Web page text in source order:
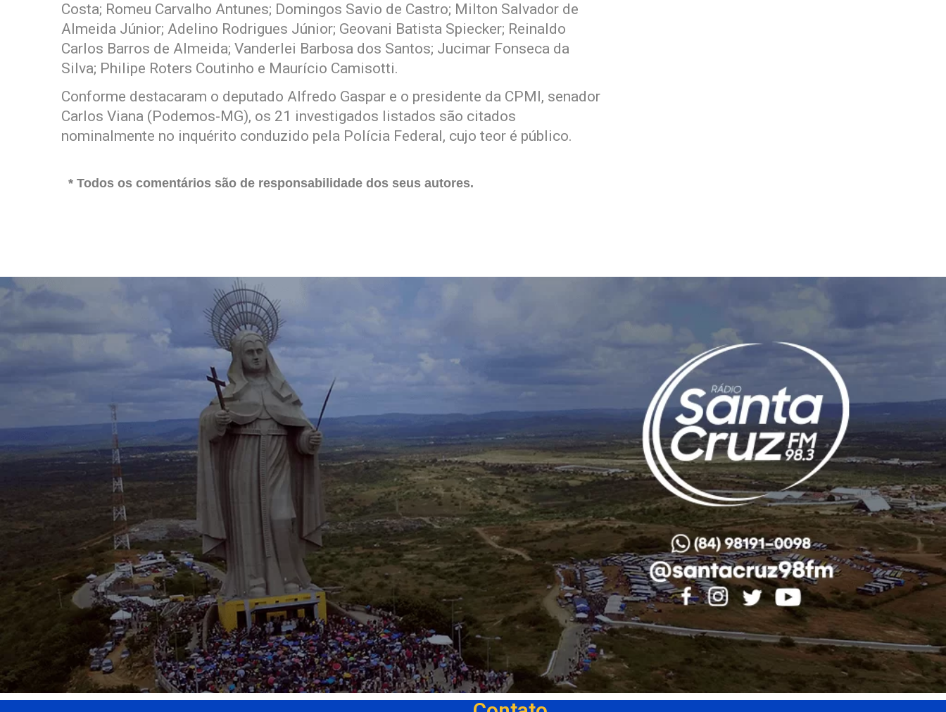
Costa; Romeu Carvalho Antunes; Domingos Savio de Castro; Milton Salvador de
Almeida Júnior; Adelino Rodrigues Júnior; Geovani Batista Spiecker; Reinaldo
Carlos Barros de Almeida; Vanderlei Barbosa dos Santos; Jucimar Fonseca da
Silva; Philipe Roters Coutinho e Maurício Camisotti.
Conforme destacaram o deputado Alfredo Gaspar e o presidente da CPMI, senador
Carlos Viana (Podemos-MG), os 21 investigados listados são citados
nominalmente no inquérito conduzido pela Polícia Federal, cujo teor é público.
* Todos os comentários são de responsabilidade dos seus autores.